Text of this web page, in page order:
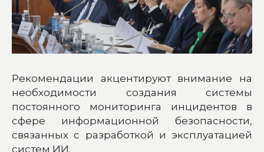
Рекомендации акцентируют внимание на
необходимости создания системы
постоянного мониторинга инцидентов в
сфере информационной безопасности,
связанных с разработкой и эксплуатацией
систем ИИ.